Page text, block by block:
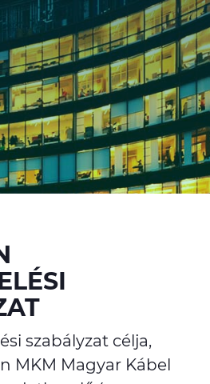
CABLE APP
szabályzat célja,
MKM Magyar Kábel